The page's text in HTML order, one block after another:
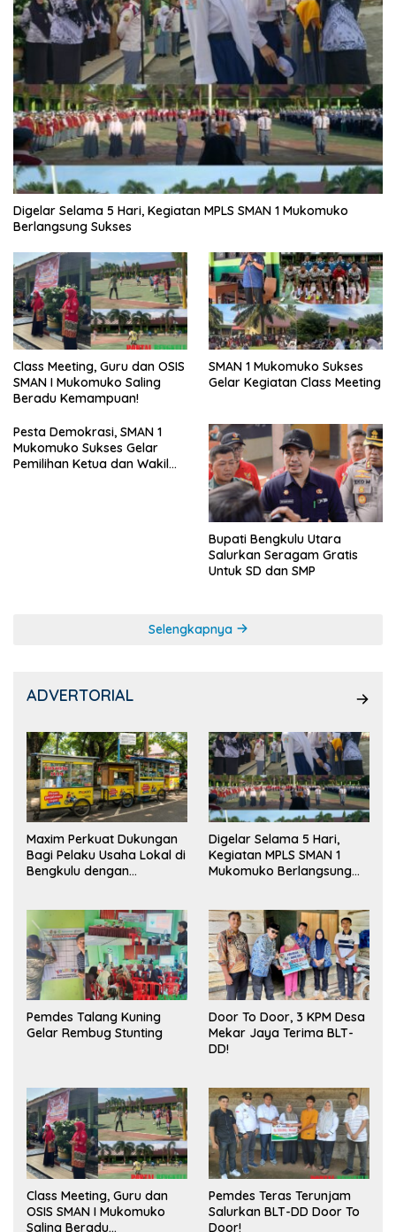
Digelar Selama 5 Hari, Kegiatan MPLS SMAN 1 Mukomuko
Berlangsung Sukses
Class Meeting, Guru dan OSIS
SMAN I Mukomuko Saling
Beradu Kemampuan!
SMAN 1 Mukomuko Sukses
Gelar Kegiatan Class Meeting
Pesta Demokrasi, SMAN 1
Mukomuko Sukses Gelar
Pemilihan Ketua dan Wakil
Bupati Bengkulu Utara
Salurkan Seragam Gratis
Untuk SD dan SMP
Selengkapnya
ADVERTORIAL
Maxim Perkuat Dukungan
Bagi Pelaku Usaha Lokal di
Bengkulu dengan
Pasar
Digelar Selama 5 Hari,
Kegiatan MPLS SMAN 1
Mukomuko Berlangsung
Pemdes Talang Kuning
Gelar Rembug Stunting
Door To Door, 3 KPM Desa
Mekar Jaya Terima BLT-
DD!
Class Meeting, Guru dan
OSIS SMAN I Mukomuko
Saling Beradu
Pemdes Teras Terunjam
Salurkan BLT-DD Door To
Door!